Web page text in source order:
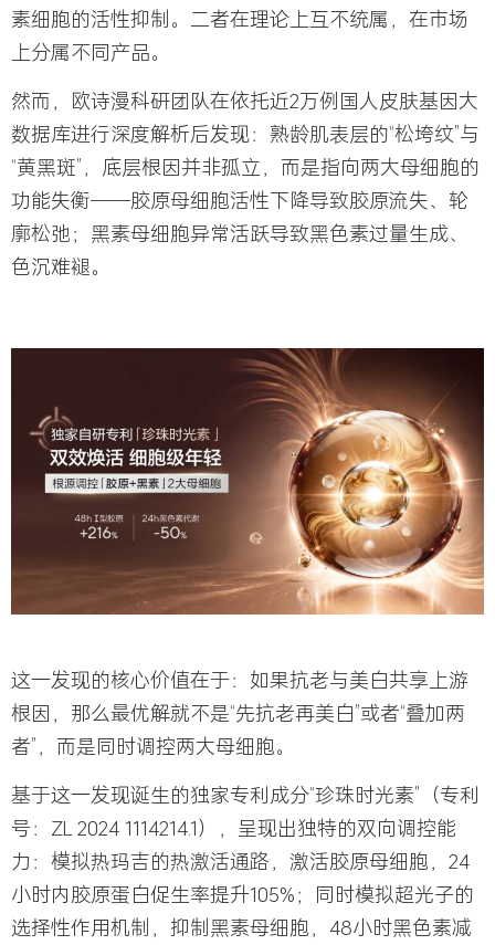
素细胞的活性抑制。二者在理论上互不统属，在市场
上分属不同产品。
然而，欧诗漫科研团队在依托近2万例国人皮肤基因大
数据库进行深度解析后发现：熟龄肌表层的“松垮纹”与
“黄黑斑”，底层根因并非孤立，而是指向两大母细胞的
功能失衡——胶原母细胞活性下降导致胶原流失、轮
廓松弛； 黑素母细胞异常活跃导致黑色素过量生成、
色沉难褪。
这一发现的核心价值在于：如果抗老与美白共享上游
根因，那么最优解就不是“先抗老再美白”或者“叠加两
者”，而是同时调控两大母细胞。
基于这一发现诞生的独家专利成分“珍珠时光素”（专利
号：ZL 2024 1114214.1），呈现出独特的双向调控能
力：模拟热玛吉的热激活通路，激活胶原母细胞，24
小时内胶原蛋白促生率提升105%；同时模拟超光子的
选择性作用机制，抑制黑素母细胞，48小时黑色素减